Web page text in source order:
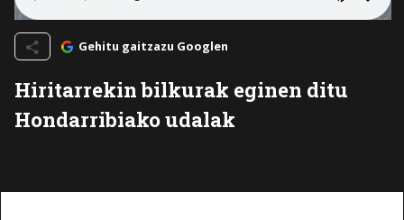
Gehitu gaitzazu Googlen
Hiritarrekin bilkurak eginen ditu
Hondarribiako udalak